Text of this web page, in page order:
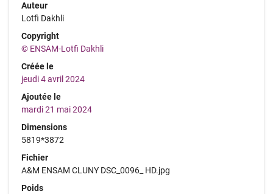
Auteur
Lotfi Dakhli
Copyright
© ENSAM-Lotfi Dakhli
Créée le
jeudi 4 avril 2024
Ajoutée le
mardi 21 mai 2024
Dimensions
5819*3872
Fichier
A&M ENSAM CLUNY DSC_0096_ HD.jpg
Poids